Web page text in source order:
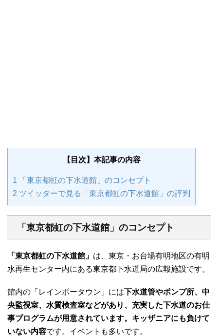
【目次】本記事の内容
1 「東京都虹の下水道館」のコンセプト
2 ツイッターで見る「東京都虹の下水道館」の評判
「東京都虹の下水道館」のコンセプト
「東京都虹の下水道館」 は、東京・お台場有明地区の有明
水再生センター内にある東京都下水道局の広報施設です。
館内の「レインボータウン」には下水道管やポンプ所、中
央監視室、水質検査室などがあり、充実した下水道のお仕
事プログラムが用意されています。キッザニアにも負けて
いない内容です。イベントも多いです。